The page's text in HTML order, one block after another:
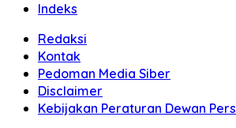
Indeks
Redaksi
Kontak
Pedoman Media Siber
Disclaimer
Kebijakan Peraturan Dewan Pers